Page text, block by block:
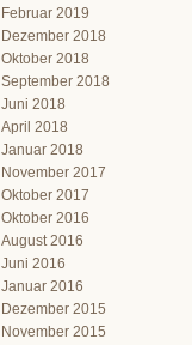
Februar 2019
Dezember 2018
Oktober 2018
September 2018
Juni 2018
April 2018
Januar 2018
November 2017
Oktober 2017
Oktober 2016
August 2016
Juni 2016
Januar 2016
Dezember 2015
November 2015